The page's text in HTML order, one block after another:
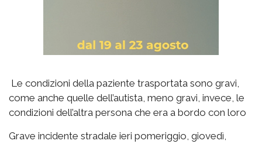
Le condizioni della paziente trasportata sono gravi,
come anche quelle dell’autista, meno gravi, invece, le
condizioni dell’altra persona che era a bordo con loro
Grave incidente stradale ieri pomeriggio, giovedì,